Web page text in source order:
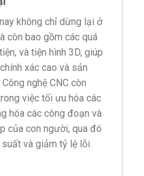
không chỉ dừng lại ở
còn bao gồm các quá
và tiện hình 3D, giúp
xác cao và sản
nghệ CNC còn
việc tối ưu hóa các
hóa các công đoạn và
của con người, qua đó
và giảm tỷ lệ lỗi